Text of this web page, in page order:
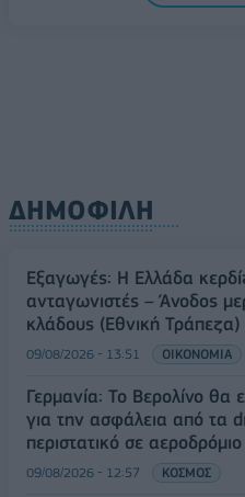
ΔΗΜΟΦΙΛΗ
Εξαγωγές: Η Ελλάδα
ανταγωνιστές – Άνοδος
κλάδους (Εθνική Τράπεζα)
09/08/2026 - 13:51 ΟΙΚΟΝΟΜΙΑ
Γερμανία: Το Βερολίνο θα
για την ασφάλεια από τα
περιστατικό σε αεροδρόμιο
09/08/2026 - 12:57 ΚΟΣΜΟΣ